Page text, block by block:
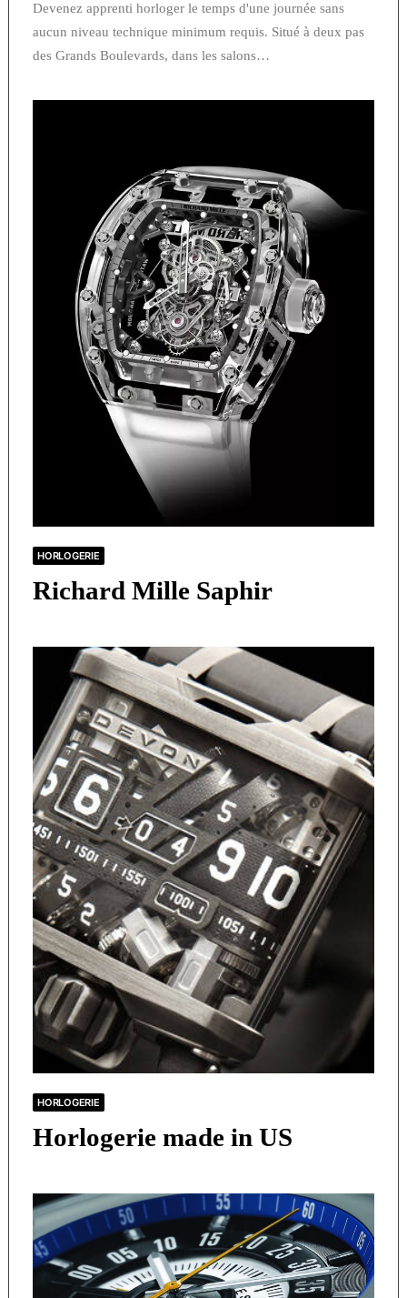
Devenez apprenti horloger le temps d'une journée sans
aucun niveau technique minimum requis. Situé à deux pas
des Grands Boulevards, dans les salons…
HORLOGERIE
Richard Mille Saphir
HORLOGERIE
Horlogerie made in US